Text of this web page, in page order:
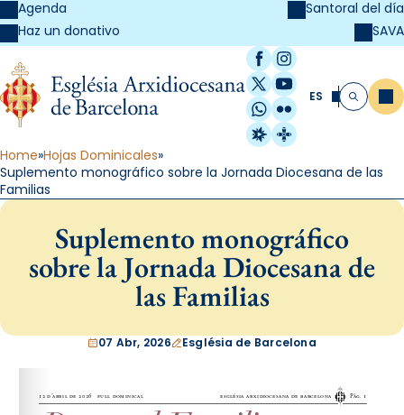
Agenda
Haz un donativo
Santoral del día
SAVA
Facebook
Instagram
X / Twitter
YouTube
WhatsApp
Flickr
Radio Estel
Catalunya
ES Buscar
Home Hojas Dominicales
Suplemento monográfico sobre la Jornada Diocesana de las
Familias
Suplemento monográfico
sobre la Jornada Diocesana de
las Familias
07 Abr, 2026 Església de Barcelona